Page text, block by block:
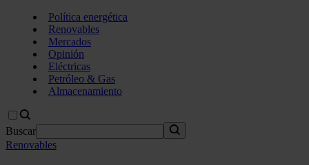
Política energética
Renovables
Mercados
Opinión
Eléctricas
Petróleo & Gas
Almacenamiento
Buscar
Renovables